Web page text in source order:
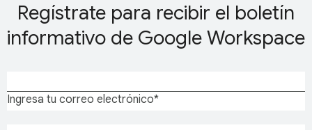
Regístrate para recibir el boletín
informativo de Google Workspace
Ingresa tu correo electrónico